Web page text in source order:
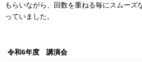
もらいながら、回数を重ねる毎にスムーズ
っていました。
令和6年度 講演会